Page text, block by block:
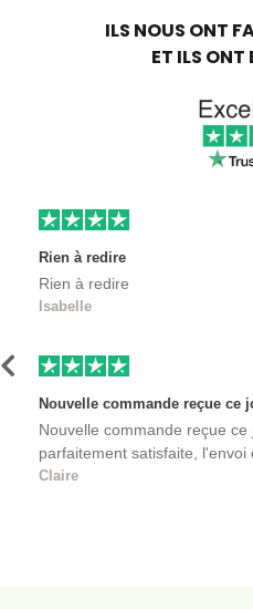
ILS NOUS ONT
ET ILS ONT
Rien à redire
Rien à redire
Isabelle
Nouvelle commande reçue
parfaitement satisfaite, l'envoi
Claire
Précédent